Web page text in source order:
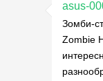
asus-
Зомби-
Zombie